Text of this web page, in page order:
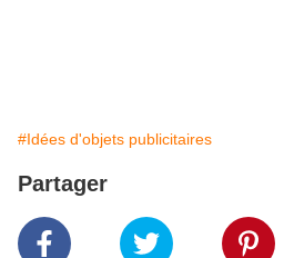
#Idées d'objets publicitaires
Partager